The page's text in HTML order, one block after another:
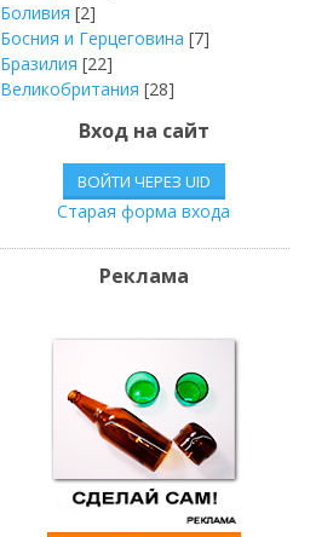
Боливия [2]
Босния и Герцеговина [7]
Бразилия [22]
Великобритания [28]
Венесуэла [4]
Вьетнам [2]
Германия [42]
[3]
Доминиканская Р. [4]
[4]
[19]
Иордания [1]
Вход на сайт
ВОЙТИ ЧЕРЕЗ UID
Старая форма входа
Реклама